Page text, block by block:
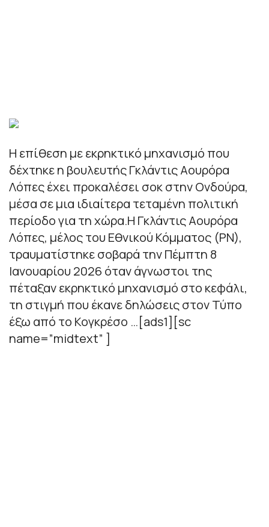
Η επίθεση με εκρηκτικό μηχανισμό που
δέχτηκε η βουλευτής Γκλάντις Αουρόρα
Λόπες έχει προκαλέσει σοκ στην Ονδούρα,
μέσα σε μια ιδιαίτερα τεταμένη πολιτική
περίοδο για τη χώρα.Η Γκλάντις Αουρόρα
Λόπες, μέλος του Εθνικού Κόμματος (PN),
τραυματίστηκε σοβαρά την Πέμπτη 8
Ιανουαρίου 2026 όταν άγνωστοι της
πέταξαν εκρηκτικό μηχανισμό στο κεφάλι,
τη στιγμή που έκανε δηλώσεις στον Τύπο
έξω από το Κογκρέσο …[ads1][sc
name=”midtext” ]